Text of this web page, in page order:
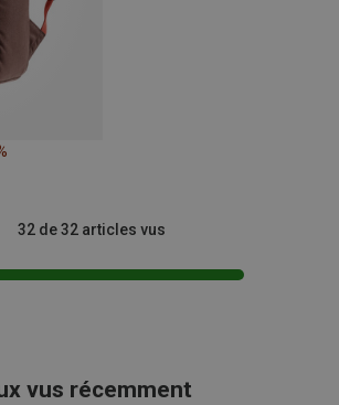
32 de 32 articles vus
vus récemment